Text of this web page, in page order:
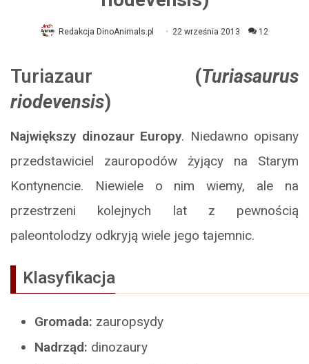
Redakcja DinoAnimals.pl 22 września 2013 12
Turiazaur (Turiasaurus
riodevensis)
Największy dinozaur Europy. Niedawno opisany
przedstawiciel zauropodów żyjący na Starym
Kontynencie. Niewiele o nim wiemy, ale na
przestrzeni kolejnych lat z pewnością
paleontolodzy odkryją wiele jego tajemnic.
Klasyfikacja
Gromada: zauropsydy
Nadrząd: dinozaury